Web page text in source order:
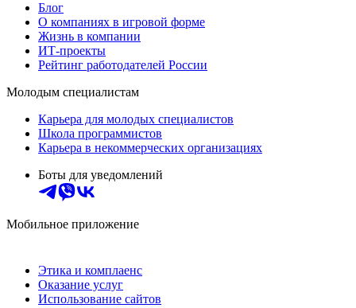
Блог
О компаниях в игровой форме
Жизнь в компании
ИТ-проекты
Рейтинг работодателей России
Молодым специалистам
Карьера для молодых специалистов
Школа программистов
Карьера в некоммерческих организациях
Боты для уведомлений
Мобильное приложение
Этика и комплаенс
Оказание услуг
Использование сайтов